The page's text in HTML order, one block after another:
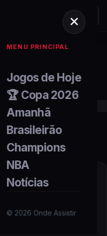
MENU PRINCIPAL
Jogos de Hoje
🏆 Copa 2026
Amanhã
Brasileirão
Champions
NBA
Notícias
© 2026 Onde Assistir